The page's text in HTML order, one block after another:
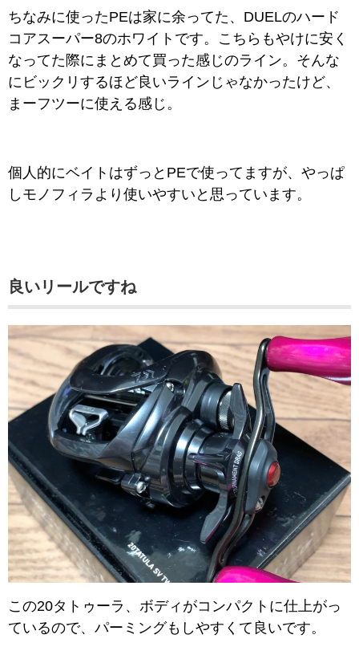
ちなみに使ったPEは家に余ってた、DUELのハード
コアスーパー8のホワイトです。こちらもやけに安く
なってた際にまとめて買った感じのライン。そんな
にビックリするほど良いラインじゃなかったけど、
まーフツーに使える感じ。
個人的にベイトはずっとPEで使ってますが、やっぱ
しモノフィラより使いやすいと思っています。
良いリールですね
この20タトゥーラ、ボディがコンパクトに仕上がっ
ているので、パーミングもしやすくて良いです。